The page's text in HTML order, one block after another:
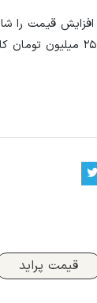
قیمت پراید